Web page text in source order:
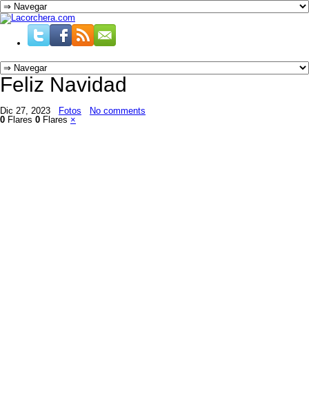
Feliz Navidad
Dic 27, 2023 Fotos
No comments
0 Flares 0 Flares ×